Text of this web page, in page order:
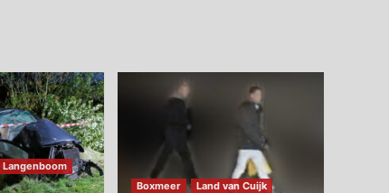
Langenboom
Boxmeer Land van Cuijk